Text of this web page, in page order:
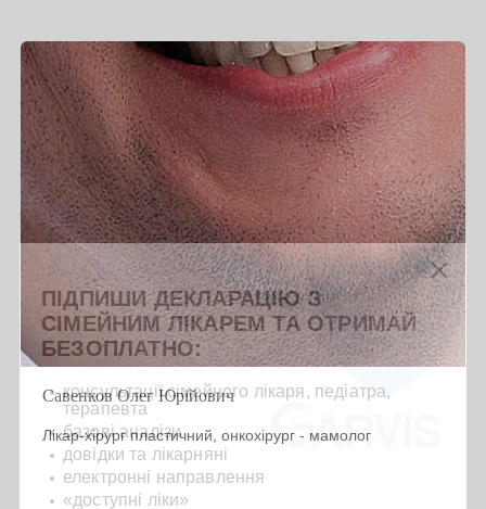
Савенков Олег Юрійович
Лікар-хірург пластичний, онкохірург - мамолог
ПІДПИШИ ДЕКЛАРАЦІЮ З
СІМЕЙНИМ ЛІКАРЕМ ТА ОТРИМАЙ
БЕЗОПЛАТНО:
консультації сімейного лікаря, педіатра,
терапевта
базові аналізи
довідки та лікарняні
електронні направлення
«доступні ліки»